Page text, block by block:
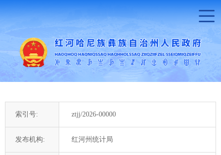
索引号: ztjj/2026-00000
发布机构: 红河州统计局